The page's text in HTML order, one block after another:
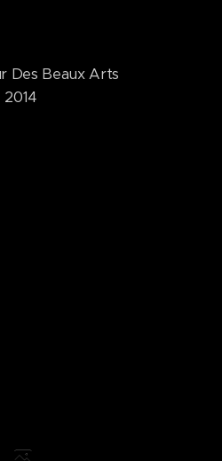
Des Beaux Arts
2014